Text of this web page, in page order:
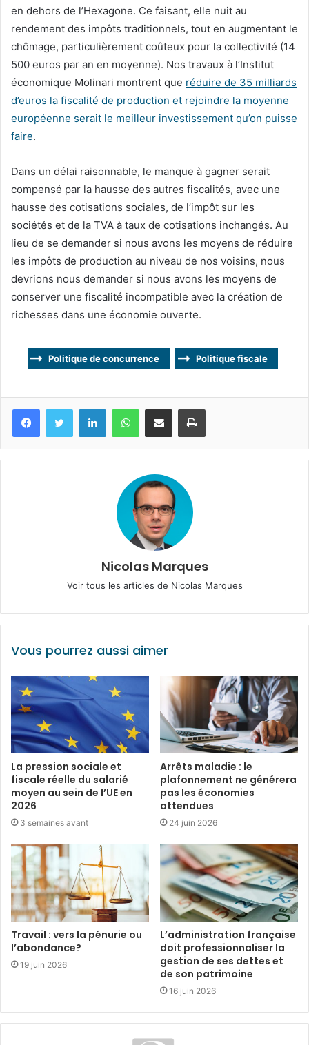
en dehors de l’Hexagone. Ce faisant, elle nuit au
rendement des impôts traditionnels, tout en augmentant le
chômage, particulièrement coûteux pour la collectivité (14
500 euros par an en moyenne). Nos travaux à l’Institut
économique Molinari montrent que réduire de 35 milliards
d’euros la fiscalité de production et rejoindre la moyenne
européenne serait le meilleur investissement qu’on puisse
faire.
Dans un délai raisonnable, le manque à gagner serait
compensé par la hausse des autres fiscalités, avec une
hausse des cotisations sociales, de l’impôt sur les
sociétés et de la TVA à taux de cotisations inchangés. Au
lieu de se demander si nous avons les moyens de réduire
les impôts de production au niveau de nos voisins, nous
devrions nous demander si nous avons les moyens de
conserver une fiscalité incompatible avec la création de
richesses dans une économie ouverte.
Politique de concurrence Politique fiscale
FacebookTwitter LinkedinWhatsApp
Partagez par mail Imprimez
Nicolas Marques
Voir tous les articles de Nicolas Marques
Vous pourrez aussi aimer
La pression sociale et
fiscale réelle du salarié
moyen au sein de l’UE en
2026
3 semaines avant
Arrêts maladie : le
plafonnement ne générera
pas les économies
attendues
24 juin 2026
Travail : vers la pénurie ou
l’abondance?
19 juin 2026
L’administration française
doit professionnaliser la
gestion de ses dettes et
de son patrimoine
16 juin 2026